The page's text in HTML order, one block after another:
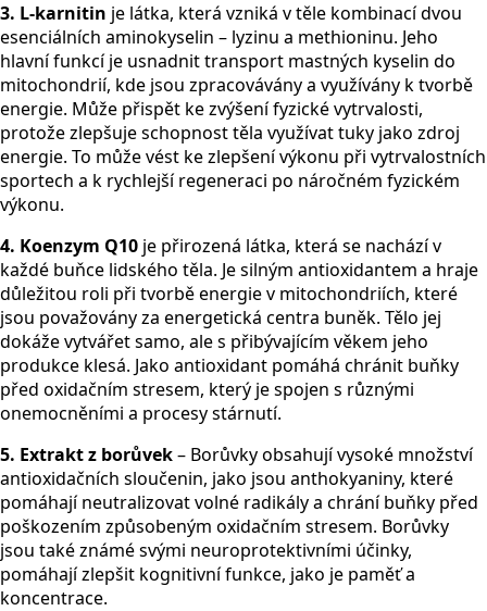
3. L-karnitin je látka, která vzniká v těle kombinací dvou
esenciálních aminokyselin – lyzinu a methioninu. Jeho
hlavní funkcí je usnadnit transport mastných kyselin do
mitochondrií, kde jsou zpracovávány a využívány k tvorbě
energie. Může přispět ke zvýšení fyzické vytrvalosti,
protože zlepšuje schopnost těla využívat tuky jako zdroj
energie. To může vést ke zlepšení výkonu při vytrvalostních
sportech a k rychlejší regeneraci po náročném fyzickém
výkonu.
4. Koenzym Q10 je přirozená látka, která se nachází v
každé buňce lidského těla. Je silným antioxidantem a hraje
důležitou roli při tvorbě energie v mitochondriích, které
jsou považovány za energetická centra buněk. Tělo jej
dokáže vytvářet samo, ale s přibývajícím věkem jeho
produkce klesá. Jako antioxidant pomáhá chránit buňky
před oxidačním stresem, který je spojen s různými
onemocněními a procesy stárnutí.
5. Extrakt z borůvek– Borůvky obsahují vysoké množství
antioxidačních sloučenin, jako jsou anthokyaniny, které
pomáhají neutralizovat volné radikály a chrání buňky před
poškozením způsobeným oxidačním stresem. Borůvky
jsou také známé svými neuroprotektivními účinky,
pomáhají zlepšit kognitivní funkce, jako je paměť a
koncentrace.